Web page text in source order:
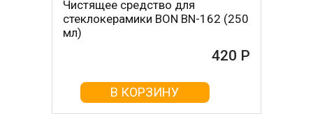
Чистящее средство для
стеклокерамики BON BN-162 (250
мл)
420 Р
В КОРЗИНУ
Скребок для ухода за
стеклокерамикой BON BN-603
В КОРЗИНУ